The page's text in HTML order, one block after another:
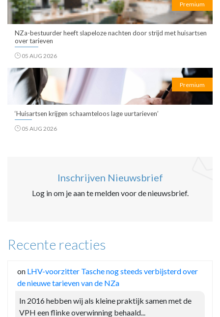
Premium
NZa-bestuurder heeft slapeloze nachten door strijd met huisartsen
over tarieven
05 AUG 2026
Premium
‘Huisartsen krijgen schaamteloos lage uurtarieven’
05 AUG 2026
Inschrijven Nieuwsbrief
Log in om je aan te melden voor de nieuwsbrief.
Recente reacties
on LHV-voorzitter Tasche nog steeds verbijsterd over
de nieuwe tarieven van de NZa
In 2016 hebben wij als kleine praktijk samen met de
VPH een flinke overwinning behaald...